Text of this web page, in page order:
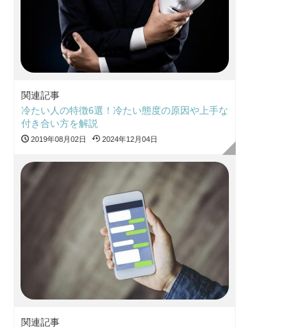
関連記事
冷たい人の特徴6選！冷たい態度の原因や上手な
付き合い方を解説
2019年08月02日 2024年12月04日
関連記事